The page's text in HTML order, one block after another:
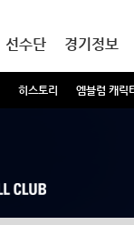
히스토리 엠블럼 캐릭
선수단 경기정보